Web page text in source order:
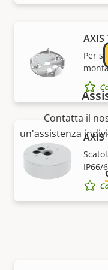
Per
IP66/
Contatta il
un'assistenza